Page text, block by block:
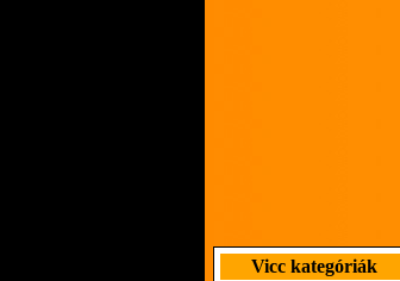
Vicc kategóriák